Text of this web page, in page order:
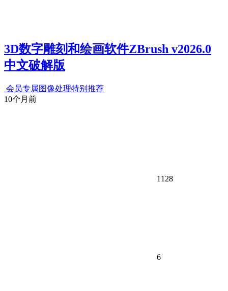
3D数字雕刻和绘画软件ZBrush v2026.0
中文破解版
会员专属图像处理特别推荐
10个月前
1128
6